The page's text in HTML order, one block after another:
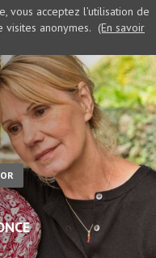
vous acceptez l’utilisation de
visites anonymes. (En savoir